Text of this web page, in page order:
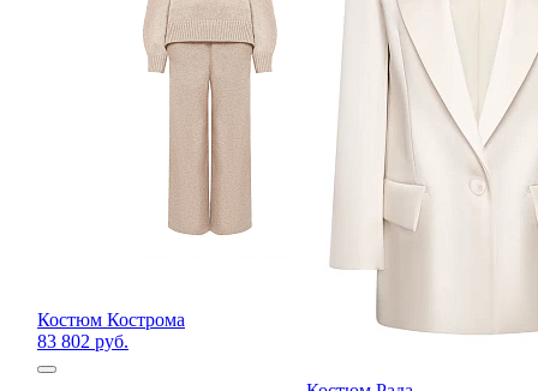
Костюм Кострома
83 802 руб.